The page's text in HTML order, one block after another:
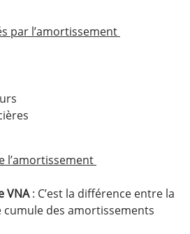
par l’amortissement
l’amortissement
VNA: C’est la différence entre la
cumule des amortissements